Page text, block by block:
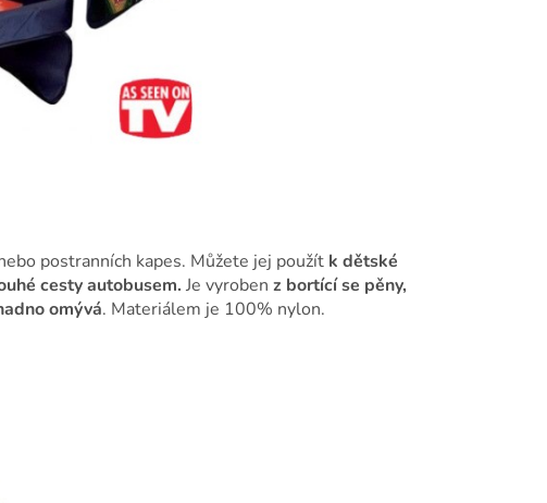
postranních kapes. Můžete jej použít k dětské
cesty autobusem. Je vyroben z bortící se pěny,
omývá. Materiálem je 100% nylon.